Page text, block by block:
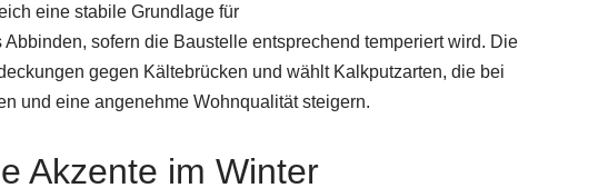
eine stabile Grundlage für
sofern die Baustelle entsprechend temperiert wird. Die
gegen Kältebrücken und wählt Kalkputzarten, die bei
und eine angenehme Wohnqualität steigern.
Akzente im Winter